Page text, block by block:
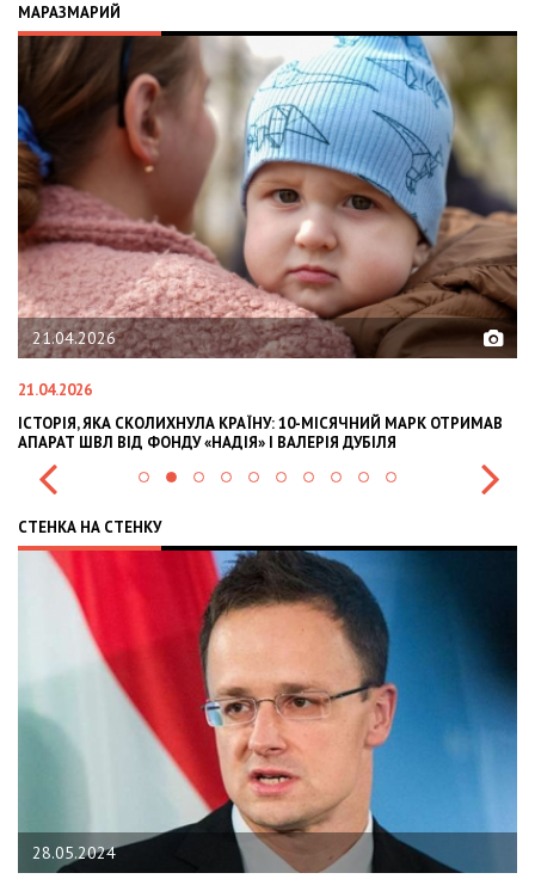
МАРАЗМАРИЙ
21.04.2026
21.04.2026
ІСТОРІЯ, ЯКА СКОЛИХНУЛА КРАЇНУ: 10-МІСЯЧНИЙ МАРК ОТРИМАВ
АПАРАТ ШВЛ ВІД ФОНДУ «НАДІЯ» І ВАЛЕРІЯ ДУБІЛЯ
СТЕНКА НА СТЕНКУ
28.05.2024